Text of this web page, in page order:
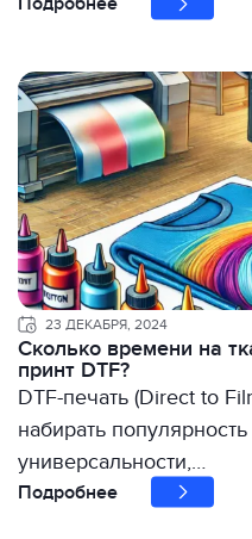
23 ДЕКАБРЯ, 2024
Сколько времени на
принт DTF?
DTF-печать (Direct to
набирать
универсальности,…
Подробнее